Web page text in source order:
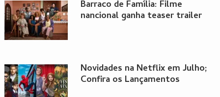
Barraco de Família: Filme
nancional ganha teaser trailer
Novidades na Netflix em Julho;
Confira os Lançamentos